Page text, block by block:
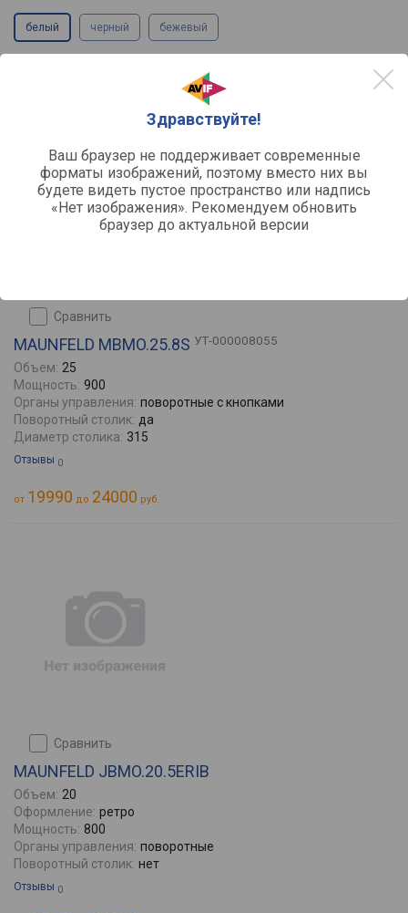
Здравствуйте!
Ваш браузер не поддерживает современные
форматы изображений, поэтому вместо них вы
будете видеть пустое пространство или надпись
«Нет изображения». Рекомендуем обновить
браузер до актуальной версии
белый черный бежевый
сравнить
MAUNFELD MBMO.25.8S УТ-000008055
Объем: 25
Мощность: 900
Органы управления: поворотные с кнопками
Поворотный столик: да
Диаметр столика: 315
Отзывы 0
от 19990 до 24000 руб.
сравнить
MAUNFELD JBMO.20.5ERIB
Объем: 20
Оформление: ретро
Мощность: 800
Органы управления: поворотные
Поворотный столик: нет
Отзывы 0